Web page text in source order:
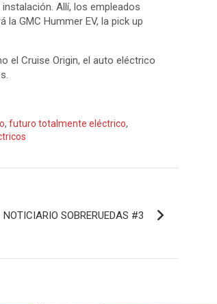
Allí, los empleados
GMC Hummer EV, la pick up
el Cruise Origin, el auto eléctrico
, futuro totalmente eléctrico,
NOTICIARIO SOBRERUEDAS #3